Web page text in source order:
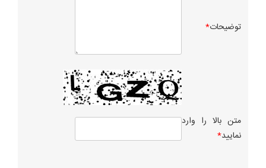
توضيحات*
متن بالا را وارد
نماييد*